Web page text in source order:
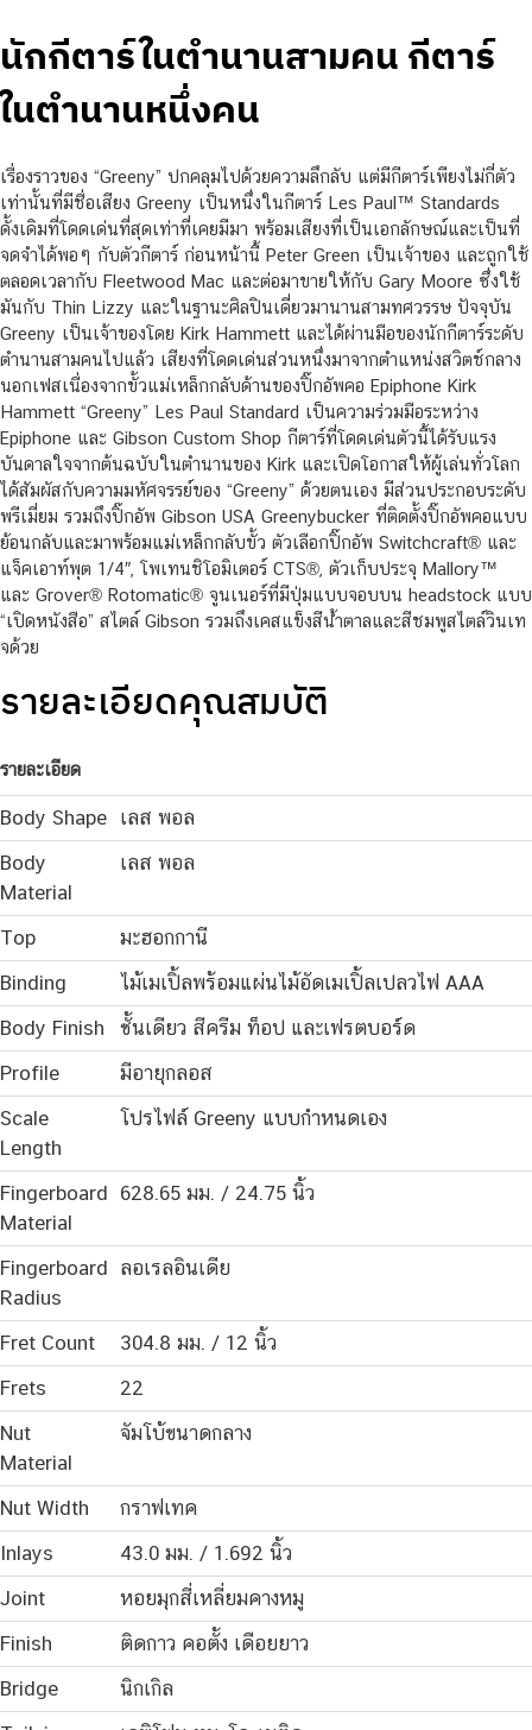
นักกีตาร์ในตำนานสามคน กีตาร์
ในตำนานหนึ่งคน
เรื่องราวของ “Greeny” ปกคลุมไปด้วยความลึกลับ แต่มีกีตาร์เพียงไม่กี่ตัว
เท่านั้นที่มีชื่อเสียง Greeny เป็นหนึ่งในกีตาร์ Les Paul™ Standards
ดั้งเดิมที่โดดเด่นที่สุดเท่าที่เคยมีมา พร้อมเสียงที่เป็นเอกลักษณ์และเป็นที่
จดจำได้พอๆ กับตัวกีตาร์ ก่อนหน้านี้ Peter Green เป็นเจ้าของ และถูกใช้
ตลอดเวลากับ Fleetwood Mac และต่อมาขายให้กับ Gary Moore ซึ่งใช้
มันกับ Thin Lizzy และในฐานะศิลปินเดี่ยวมานานสามทศวรรษ ปัจจุบัน
Greeny เป็นเจ้าของโดย Kirk Hammett และได้ผ่านมือของนักกีตาร์ระดับ
ตำนานสามคนไปแล้ว เสียงที่โดดเด่นส่วนหนึ่งมาจากตำแหน่งสวิตช์กลาง
นอกเฟสเนื่องจากขั้วแม่เหล็กกลับด้านของปิ๊กอัพคอ Epiphone Kirk
Hammett “Greeny” Les Paul Standard เป็นความร่วมมือระหว่าง
Epiphone และ Gibson Custom Shop กีตาร์ที่โดดเด่นตัวนี้ได้รับแรง
บันดาลใจจากต้นฉบับในตำนานของ Kirk และเปิดโอกาสให้ผู้เล่นทั่วโลก
ได้สัมผัสกับความมหัศจรรย์ของ “Greeny” ด้วยตนเอง มีส่วนประกอบระดับ
พรีเมี่ยม รวมถึงปิ๊กอัพ Gibson USA Greenybucker ที่ติดตั้งปิ๊กอัพคอแบบ
ย้อนกลับและมาพร้อมแม่เหล็กกลับขั้ว ตัวเลือกปิ๊กอัพ Switchcraft® และ
แจ็คเอาท์พุต 1/4″, โพเทนชิโอมิเตอร์ CTS®, ตัวเก็บประจุ Mallory™
และ Grover® Rotomatic® จูนเนอร์ที่มีปุ่มแบบจอบบน headstock แบบ
“เปิดหนังสือ” สไตล์ Gibson รวมถึงเคสแข็งสีน้ำตาลและสีชมพูสไตล์วินเท
จด้วย
รายละเอียดคุณสมบัติ
รายละเอียด
Body Shape เลส พอล
Body
Material
เลส พอล
Top
มะฮอกกานี
Binding
ไม้เมเปิ้ลพร้อมแผ่นไม้อัดเมเปิ้ลเปลวไฟ AAA
Body Finish
ชั้นเดียว สีครีม ท็อป และเฟรตบอร์ด
Profile
มีอายุกลอส
Scale
Length
โปรไฟล์ Greeny แบบกำหนดเอง
Fingerboard
Material
628.65 มม. / 24.75 นิ้ว
Fingerboard
Radius
ลอเรลอินเดีย
Fret Count
304.8 มม. / 12 นิ้ว
Frets
22
Nut
Material
จัมโบ้ขนาดกลาง
Nut Width
กราฟเทค
Inlays
43.0 มม. / 1.692 นิ้ว
Joint
หอยมุกสี่เหลี่ยมคางหมู
Finish
ติดกาว คอตั้ง เดือยยาว
Bridge
นิกเกิล